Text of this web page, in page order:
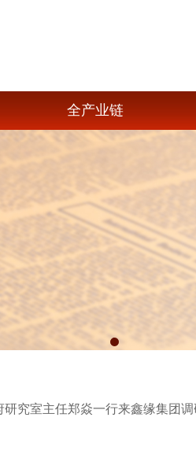
全产业链
1
研究室主任郑焱一行来鑫缘集团调